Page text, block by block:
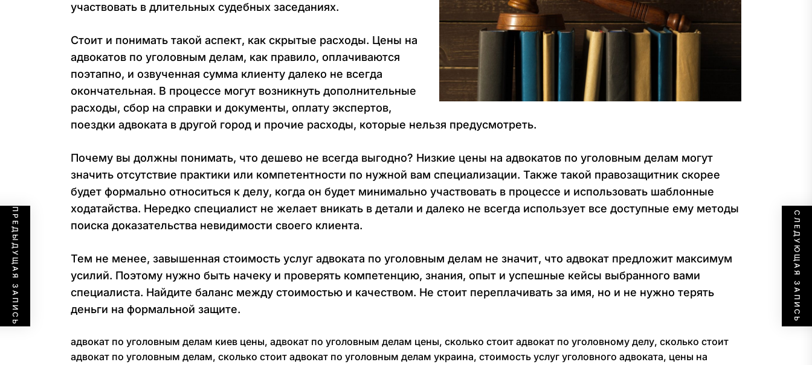
участвовать в длительных судебных заседаниях.
Стоит и понимать такой аспект, как скрытые расходы. Цены на
адвокатов по уголовным делам, как правило, оплачиваются
поэтапно, и озвученная сумма клиенту далеко не всегда
окончательная. В процессе могут возникнуть дополнительные
расходы, сбор на справки и документы, оплату экспертов,
поездки адвоката в другой город и прочие расходы, которые нельзя предусмотреть.
Почему вы должны понимать, что дешево не всегда выгодно? Низкие цены на адвокатов по уголовным делам могут
значить отсутствие практики или компетентности по нужной вам специализации. Также такой правозащитник скорее
будет формально относиться к делу, когда он будет минимально участвовать в процессе и использовать шаблонные
ходатайства. Нередко специалист не желает вникать в детали и далеко не всегда использует все доступные ему методы
поиска доказательства невидимости своего клиента.
Тем не менее, завышенная стоимость услуг адвоката по уголовным делам не значит, что адвокат предложит максимум
усилий. Поэтому нужно быть начеку и проверять компетенцию, знания, опыт и успешные кейсы выбранного вами
специалиста. Найдите баланс между стоимостью и качеством. Не стоит переплачивать за имя, но и не нужно терять
деньги на формальной защите.
адвокат по уголовным делам киев цены, адвокат по уголовным делам цены, сколько стоит адвокат по уголовному делу, сколько стоит
адвокат по уголовным делам, сколько стоит адвокат по уголовным делам украина, стоимость услуг уголовного адвоката, цены на
ПРЕДЫДУЩАЯ ЗАПИСЬ СЛЕДУЮЩАЯ ЗАПИСЬ